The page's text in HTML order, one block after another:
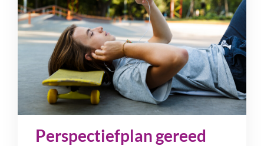
Perspectiefplan gereed